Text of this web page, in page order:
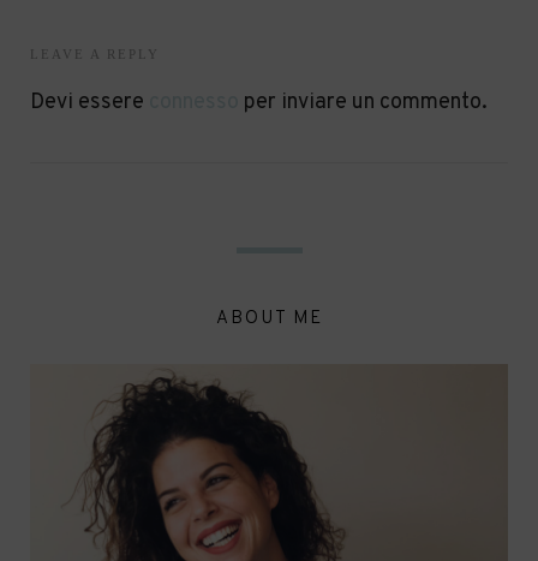
LEAVE A REPLY
Devi essere per inviare un commento.
ABOUT ME